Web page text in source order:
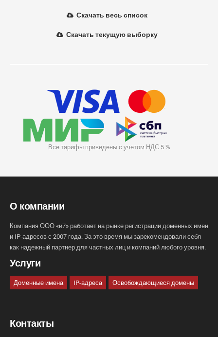
Скачать весь список
Скачать текущую выборку
Все тарифы приведены с учетом НДС 5 %
О компании
Компания ООО «и7» работает на рынке регистрации доменных имен
и IP-адресов с 2007 года. За это время мы зарекомендовали себя
как надежный партнер для частных лиц и компаний любого уровня.
Услуги
Доменные имена IP-адреса Освобождающиеся домены
Контакты